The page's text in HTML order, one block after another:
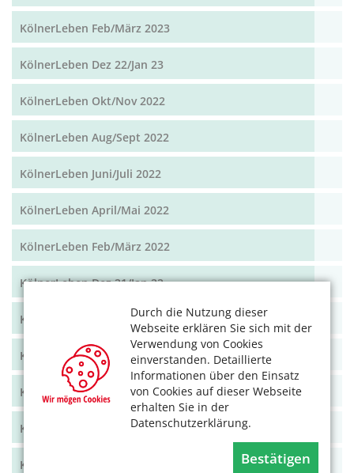
Durch die Nutzung dieser
Webseite erklären Sie sich mit der
Verwendung von Cookies
einverstanden. Detaillierte
Informationen über den Einsatz
von Cookies auf dieser Webseite
erhalten Sie in der
Datenschutzerklärung.
Bestätigen
KölnerLeben Feb/März 2023
KölnerLeben Dez 22/Jan 23
KölnerLeben Okt/Nov 2022
KölnerLeben Aug/Sept 2022
KölnerLeben Juni/Juli 2022
KölnerLeben April/Mai 2022
KölnerLeben Feb/März 2022
KölnerLeben Dez 21/Jan 22
KölnerLeben Okt/Nov 2021
KölnerLeben Aug/Sept 2021
KölnerLeben Juni/Juli 2021
KölnerLeben April/Mai 2021
KölnerLeben Feb/März 2021